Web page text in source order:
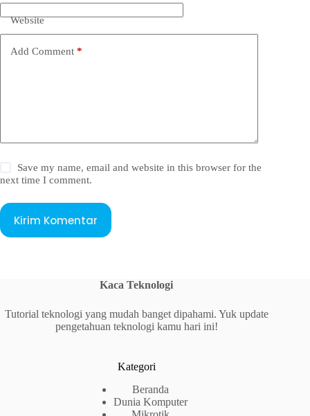
Website
Add Comment *
Save my name, email and website in this browser for the
next time I comment.
Kirim Komentar
Kaca Teknologi
Tutorial teknologi yang mudah banget dipahami. Yuk update
pengetahuan teknologi kamu hari ini!
Kategori
Beranda
Dunia Komputer